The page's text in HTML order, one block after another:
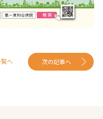
へ 次の記事へ